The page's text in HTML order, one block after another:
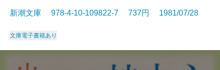
新潮文庫 978-4-10-109822-7 737円 1981/07/28
文庫電子書籍あり